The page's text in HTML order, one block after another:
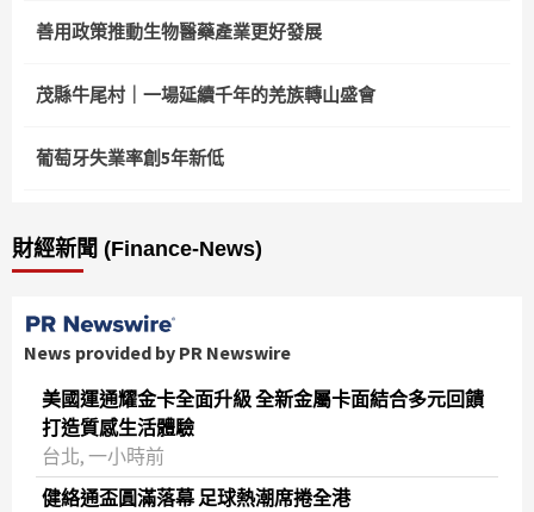
善用政策推動生物醫藥產業更好發展
茂縣牛尾村｜一場延續千年的羌族轉山盛會
葡萄牙失業率創5年新低
財經新聞 (Finance-News)
News provided by PR Newswire
美國運通耀金卡全面升級 全新金屬卡面結合多元回饋
打造質感生活體驗
台北, 一小時前
健絡通盃圓滿落幕 足球熱潮席捲全港